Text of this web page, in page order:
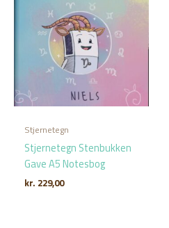
Stjernetegn
Stjernetegn Stenbukken
Gave A5 Notesbog
kr. 229,00